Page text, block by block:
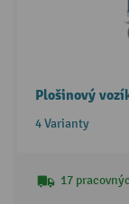
Plošinový
4 Varianty
17